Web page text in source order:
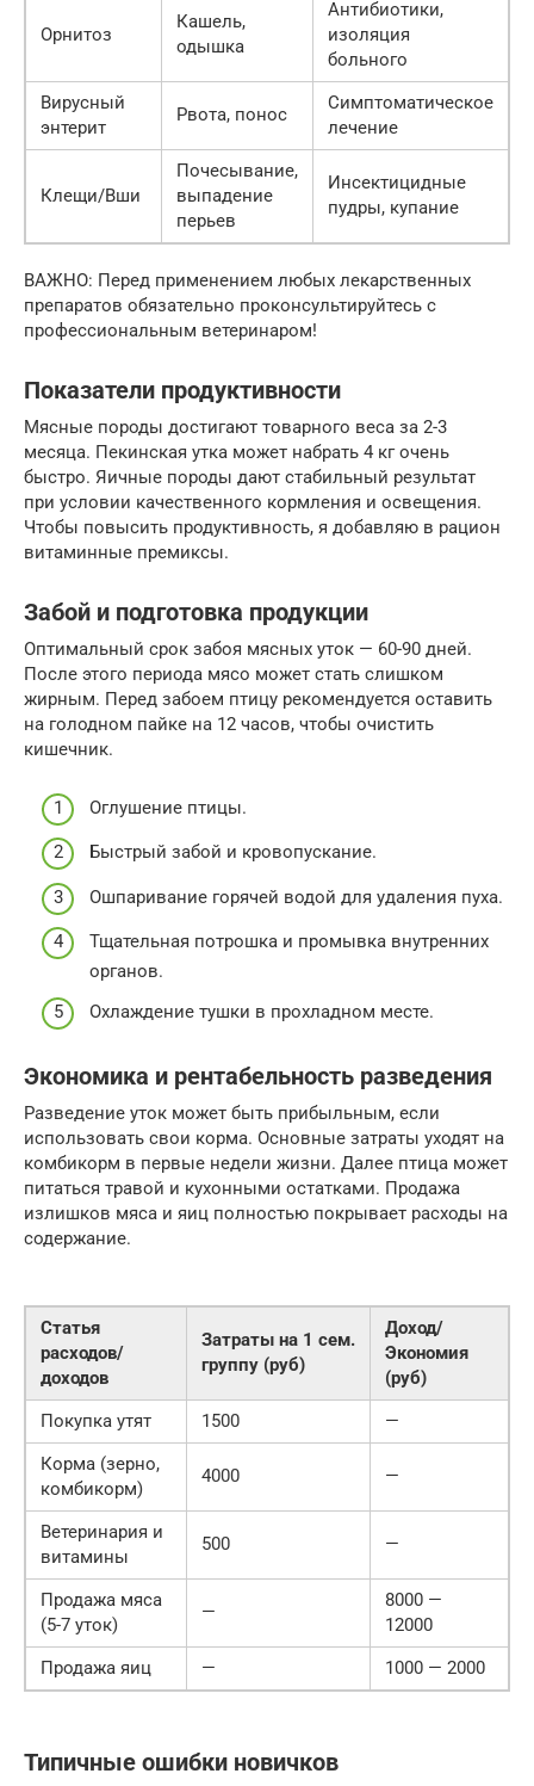
Орнитоз
Кашель,
одышка
Антибиотики,
изоляция
больного
Вирусный
энтерит
Рвота, понос
Симптоматическое
лечение
Клещи/Вши
Почесывание,
выпадение
перьев
Инсектицидные
пудры, купание
ВАЖНО: Перед применением любых лекарственных
препаратов обязательно проконсультируйтесь с
профессиональным ветеринаром!
Показатели продуктивности
Мясные породы достигают товарного веса за 2-3
месяца. Пекинская утка может набрать 4 кг очень
быстро. Яичные породы дают стабильный результат
при условии качественного кормления и освещения.
Чтобы повысить продуктивность, я добавляю в рацион
витаминные премиксы.
Забой и подготовка продукции
Оптимальный срок забоя мясных уток — 60-90 дней.
После этого периода мясо может стать слишком
жирным. Перед забоем птицу рекомендуется оставить
на голодном пайке на 12 часов, чтобы очистить
кишечник.
Оглушение птицы.
Быстрый забой и кровопускание.
Ошпаривание горячей водой для удаления пуха.
Тщательная потрошка и промывка внутренних
органов.
Охлаждение тушки в прохладном месте.
Экономика и рентабельность разведения
Разведение уток может быть прибыльным, если
использовать свои корма. Основные затраты уходят на
комбикорм в первые недели жизни. Далее птица может
питаться травой и кухонными остатками. Продажа
излишков мяса и яиц полностью покрывает расходы на
содержание.
Статья
расходов/
доходов
Затраты на 1 сем.
группу (руб)
Доход/
Экономия
(руб)
Покупка утят
1500
—
Корма (зерно,
комбикорм)
4000 —
Ветеринария и
витамины
500 —
Продажа мяса
(5-7 уток)
—
8000 —
12000
Продажа яиц
— 1000 — 2000
Типичные ошибки новичков